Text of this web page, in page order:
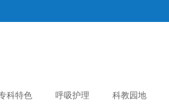
科特色 呼吸护理 科教园地